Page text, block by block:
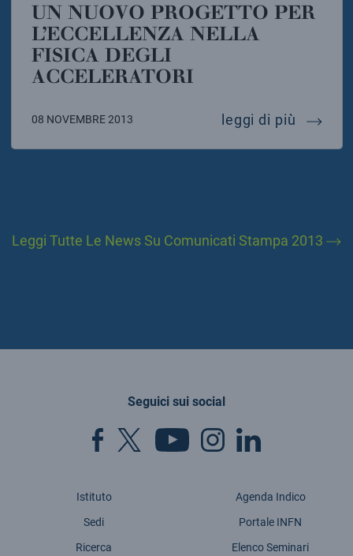
UN NUOVO PROGETTO PER
L’ECCELLENZA NELLA
FISICA DEGLI
ACCELERATORI
08 NOVEMBRE 2013 leggi di più un
Leggi Tutte Le News Su Comunicati Stampa 2013
Seguici sui social
Istituto
Sedi
Ricerca
Agenda Indico
Portale INFN
Elenco Seminari